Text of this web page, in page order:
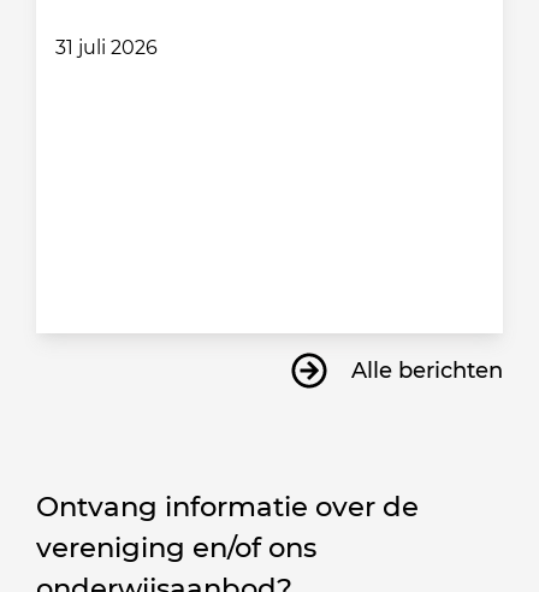
31 juli 2026
Alle berichten
Ontvang informatie over de
vereniging en/of ons